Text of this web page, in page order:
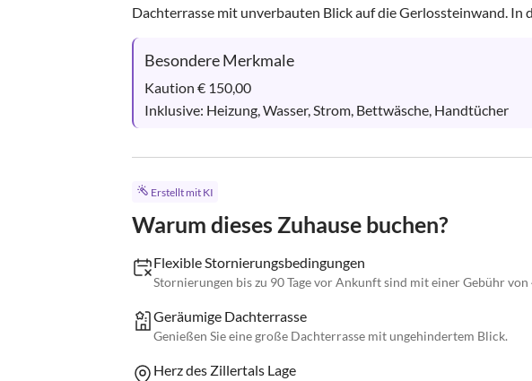
Dachterrasse mit unverbauten Blick auf die Gerlossteinwand. In
Besondere Merkmale
Kaution € 150,00
Inklusive: Heizung, Wasser, Strom, Bettwäsche, Handtücher
Erstellt mit KI
Warum dieses Zuhause buchen?
Flexible Stornierungsbedingungen
Stornierungen bis zu 90 Tage vor Ankunft sind mit einer Gebühr
Geräumige Dachterrasse
Genießen Sie eine große Dachterrasse mit ungehindertem Blick.
Herz des Zillertals Lage